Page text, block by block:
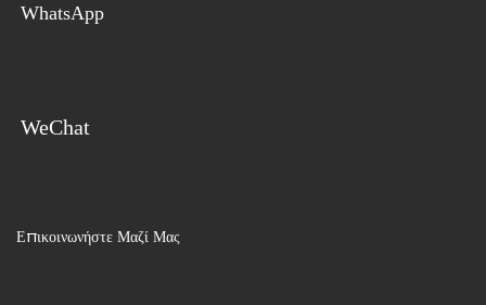
WhatsApp
WeChat
Επικοινωνήστε Μαζί Μας